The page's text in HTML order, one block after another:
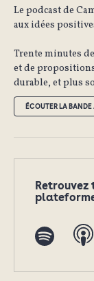
Le podcast de
aux idées
Trente minutes
et de
durable, et plus
ÉCOUTER LA
Retrouvez